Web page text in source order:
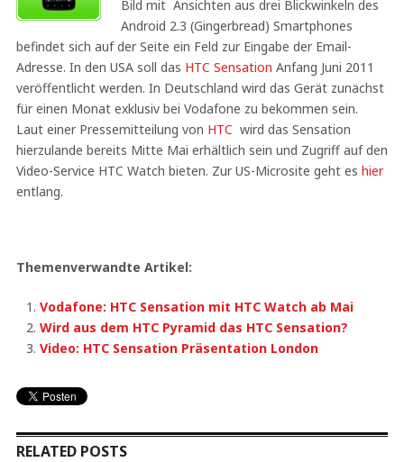
Bild mit Ansichten aus drei Blickwinkeln des
Android 2.3 (Gingerbread) Smartphones
befindet sich auf der Seite ein Feld zur Eingabe der Email-
Adresse. In den USA soll das HTC Sensation Anfang Juni 2011
veröffentlicht werden. In Deutschland wird das Gerät zunächst
für einen Monat exklusiv bei Vodafone zu bekommen sein.
Laut einer Pressemitteilung von HTC wird das Sensation
hierzulande bereits Mitte Mai erhältlich sein und Zugriff auf den
Video-Service HTC Watch bieten. Zur US-Microsite geht es hier
entlang.
Themenverwandte Artikel:
Vodafone: HTC Sensation mit HTC Watch ab Mai
Wird aus dem HTC Pyramid das HTC Sensation?
Video: HTC Sensation Präsentation London
RELATED POSTS